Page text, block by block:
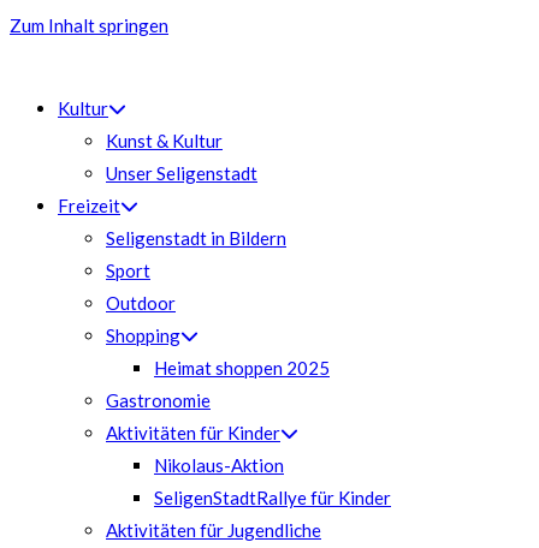
Zum Inhalt springen
Kultur
Kunst & Kultur
Unser Seligenstadt
Freizeit
Seligenstadt in Bildern
Sport
Outdoor
Shopping
Heimat shoppen 2025
Gastronomie
Aktivitäten für Kinder
Nikolaus-Aktion
SeligenStadtRallye für Kinder
Aktivitäten für Jugendliche